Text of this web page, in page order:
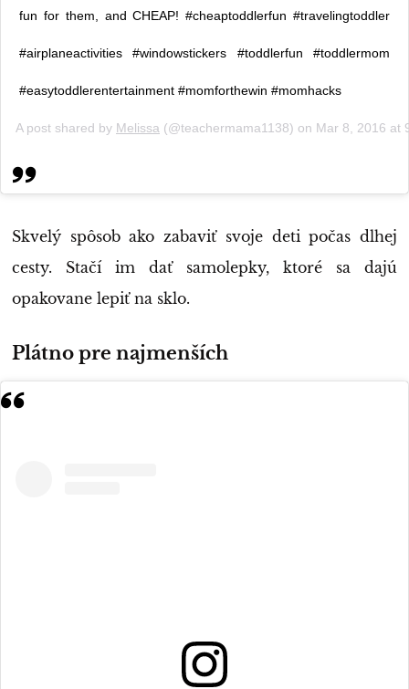
fun for them, and CHEAP! #cheaptoddlerfun #travelingtoddler
#airplaneactivities #windowstickers #toddlerfun #toddlermom
#easytoddlerentertainment #momforthewin #momhacks
A post shared by Melissa (@teachermama1138) on Mar 8, 2016 at
Skvelý spôsob ako zabaviť svoje deti počas dlhej
cesty. Stačí im dať samolepky, ktoré sa dajú
opakovane lepiť na sklo.
Plátno pre najmenších